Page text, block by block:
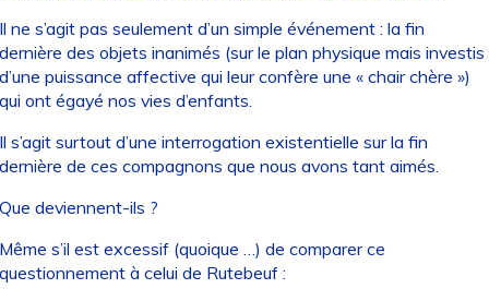
ne s’agit pas seulement d’un simple événement : la fin
des objets inanimés (sur le plan physique mais investis
puissance affective qui leur confère une « chair chère »)
ont égayé nos vies d’enfants.
s’agit surtout d’une interrogation existentielle sur la fin
de ces compagnons que nous avons tant aimés.
deviennent-ils ?
s’il est excessif (quoique …) de comparer ce
à celui de Rutebeuf :